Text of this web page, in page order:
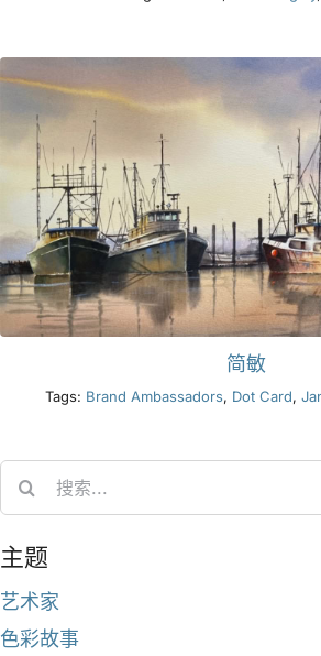
简敏
Tags: Brand Ambassadors, Dot Card,
主题
艺术家
色彩故事